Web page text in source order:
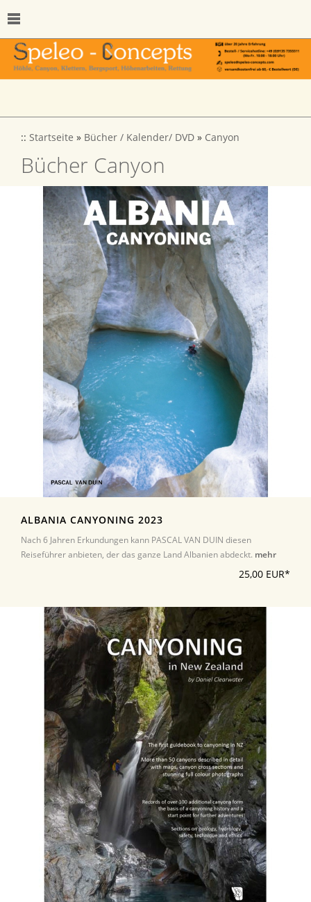
:: Startseite » Bücher / Kalender/ DVD » Canyon
Bücher Canyon
ALBANIA CANYONING 2023
Nach 6 Jahren Erkundungen kann PASCAL VAN DUIN diesen
Reiseführer anbieten, der das ganze Land Albanien abdeckt. mehr
25,00 EUR*